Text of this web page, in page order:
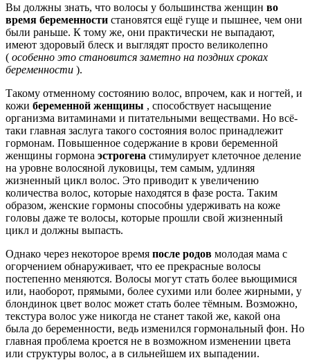
Вы должны знать, что волосы у большинства женщин во
время беременности становятся ещё гуще и пышнее, чем они
были раньше. К тому же, они практически не выпадают,
имеют здоровый блеск и выглядят просто великолепно
( особенно это становится заметно на поздних сроках
беременности ).
Такому отменному состоянию волос, впрочем, как и ногтей, и
кожи беременной женщины , способствует насыщение
организма витаминами и питательными веществами. Но всё-
таки главная заслуга такого состояния волос принадлежит
гормонам. Повышенное содержание в крови беременной
женщины гормона эстрогена стимулирует клеточное деление
на уровне волосяной луковицы, тем самым, удлиняя
жизненный цикл волос. Это приводит к увеличению
количества волос, которые находятся в фазе роста. Таким
образом, женские гормоны способны удерживать на коже
головы даже те волосы, которые прошли свой жизненный
цикл и должны выпасть.
Однако через некоторое время после родов молодая мама с
огорчением обнаруживает, что ее прекрасные волосы
постепенно меняются. Волосы могут стать более вьющимися
или, наоборот, прямыми, более сухими или более жирными, у
блондинок цвет волос может стать более тёмным. Возможно,
текстура волос уже никогда не станет такой же, какой она
была до беременности, ведь изменился гормональный фон. Но
главная проблема кроется не в возможном изменении цвета
или структуры волос, а в сильнейшем их выпадении.